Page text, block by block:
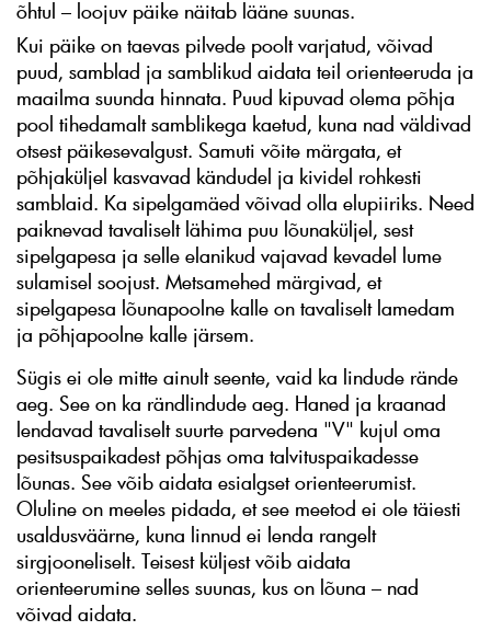
õhtul – loojuv päike näitab lääne suunas.
Kui päike on taevas pilvede poolt varjatud, võivad
puud, samblad ja samblikud aidata teil orienteeruda ja
maailma suunda hinnata. Puud kipuvad olema põhja
pool tihedamalt samblikega kaetud, kuna nad väldivad
otsest päikesevalgust. Samuti võite märgata, et
põhjaküljel kasvavad kändudel ja kividel rohkesti
samblaid. Ka sipelgamäed võivad olla elupiiriks. Need
paiknevad tavaliselt lähima puu lõunaküljel, sest
sipelgapesa ja selle elanikud vajavad kevadel lume
sulamisel soojust. Metsamehed märgivad, et
sipelgapesa lõunapoolne kalle on tavaliselt lamedam
ja põhjapoolne kalle järsem.
Sügis ei ole mitte ainult seente, vaid ka lindude rände
aeg. See on ka rändlindude aeg. Haned ja kraanad
lendavad tavaliselt suurte parvedena "V" kujul oma
pesitsuspaikadest põhjas oma talvituspaikadesse
lõunas. See võib aidata esialgset orienteerumist.
Oluline on meeles pidada, et see meetod ei ole täiesti
usaldusväärne, kuna linnud ei lenda rangelt
sirgjooneliselt. Teisest küljest võib aidata
orienteerumine selles suunas, kus on lõuna – nad
võivad aidata.